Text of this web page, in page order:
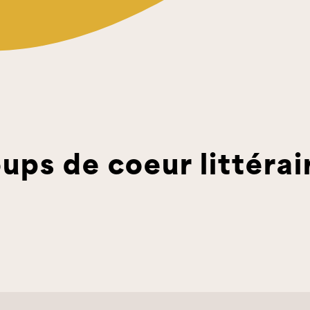
de coeur